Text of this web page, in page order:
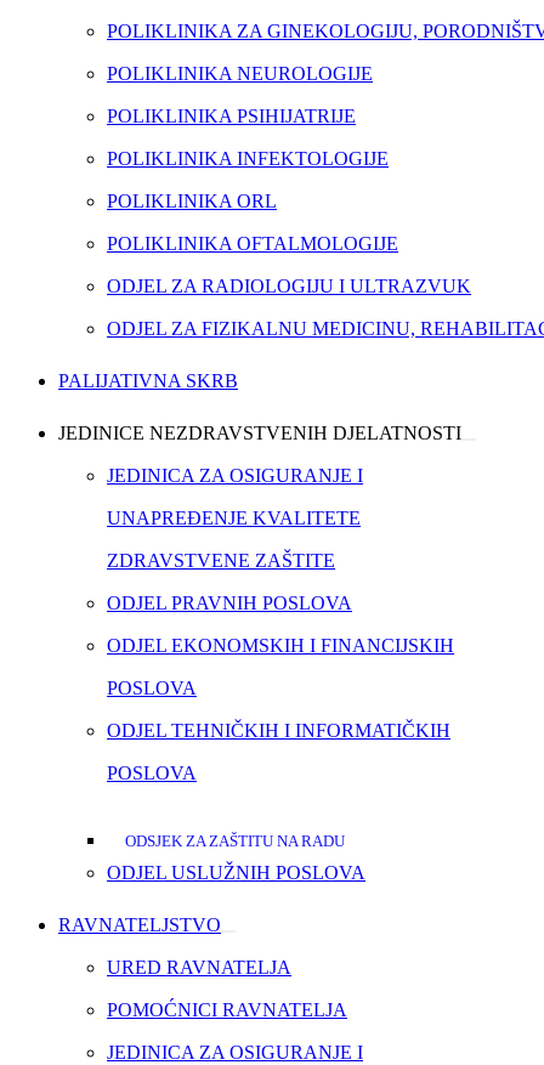
POLIKLINIKA ZA GINEKOLOGIJU,
POLIKLINIKA NEUROLOGIJE
POLIKLINIKA PSIHIJATRIJE
POLIKLINIKA INFEKTOLOGIJE
POLIKLINIKA ORL
POLIKLINIKA OFTALMOLOGIJE
ODJEL ZA RADIOLOGIJU I ULTRAZVUK
ODJEL ZA FIZIKALNU MEDICINU,
PALIJATIVNA SKRB
JEDINICE NEZDRAVSTVENIH DJELATNOSTI
JEDINICA ZA OSIGURANJE I
UNAPREĐENJE KVALITETE
ZDRAVSTVENE ZAŠTITE
ODJEL PRAVNIH POSLOVA
ODJEL EKONOMSKIH I FINANCIJSKIH
POSLOVA
ODJEL TEHNIČKIH I INFORMATIČKIH
POSLOVA
ODSJEK ZA ZAŠTITU NA RADU
ODJEL USLUŽNIH POSLOVA
RAVNATELJSTVO
URED RAVNATELJA
POMOĆNICI RAVNATELJA
JEDINICA ZA OSIGURANJE I